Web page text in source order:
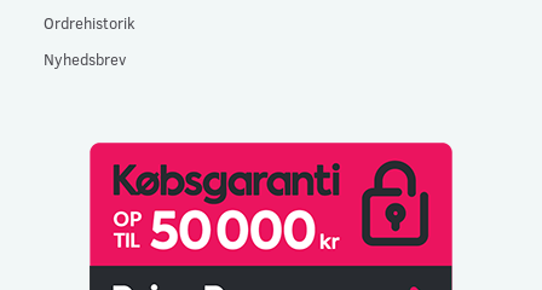
Ordrehistorik
Nyhedsbrev